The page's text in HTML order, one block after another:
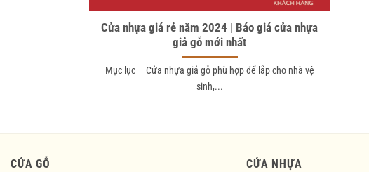
Cửa nhựa giá rẻ năm 2024 | Báo giá cửa nhựa
giả gỗ mới nhất
Mục lục Cửa nhựa giả gỗ phù hợp để lắp cho nhà vệ
sinh,...
CỬA GỖ CỬA NHỰA